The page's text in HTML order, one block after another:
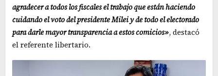
agradecer a todos los fiscales el trabajo que están haciendo
cuidando el voto del presidente Milei y de todo el electorado
para darle mayor transparencia a estos comicios», destacó
el referente libertario.